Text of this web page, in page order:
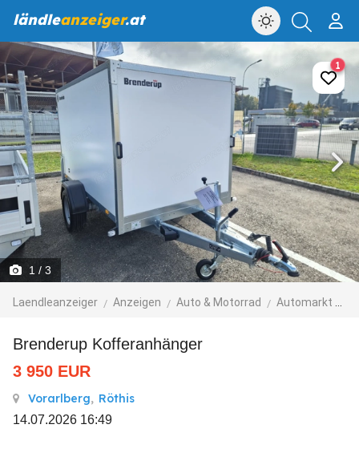
ländleanzeiger.at
1 / 3
Laendleanzeiger Anzeigen Auto & Motorrad Automarkt
1
Brenderup Kofferanhänger
3 950 EUR
Vorarlberg, Röthis
14.07.2026 16:49